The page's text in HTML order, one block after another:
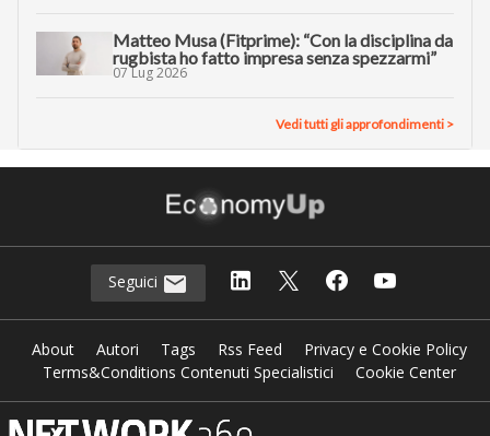
Matteo Musa (Fitprime): “Con la disciplina da
rugbista ho fatto impresa senza spezzarmi”
07 Lug 2026
Vedi tutti gli approfondimenti >
Seguici
About Autori Tags Rss Feed
Privacy e Cookie Policy
Terms&Conditions Contenuti Specialistici
Cookie Center